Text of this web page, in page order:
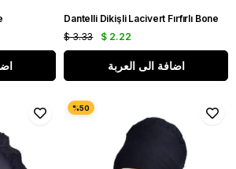
Dantelli Dikişli Lacivert Fırfırlı Bone
$ 2.22
$ 3.33
اضافة الى العربة